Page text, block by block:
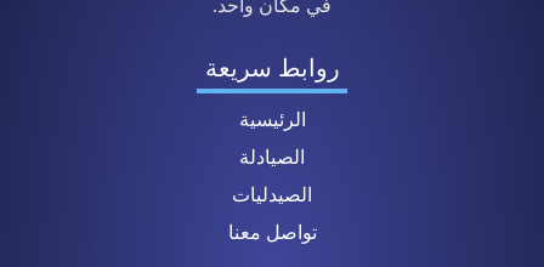
في مكان واحد.
روابط سريعة
الرئيسية
الصيادلة
الصيدليات
تواصل معنا